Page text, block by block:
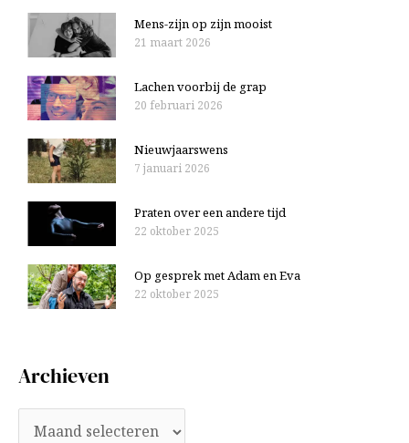
Mens-zijn op zijn mooist
21 maart 2026
Lachen voorbij de grap
20 februari 2026
Nieuwjaarswens
7 januari 2026
Praten over een andere tijd
22 oktober 2025
Op gesprek met Adam en Eva
22 oktober 2025
Archieven